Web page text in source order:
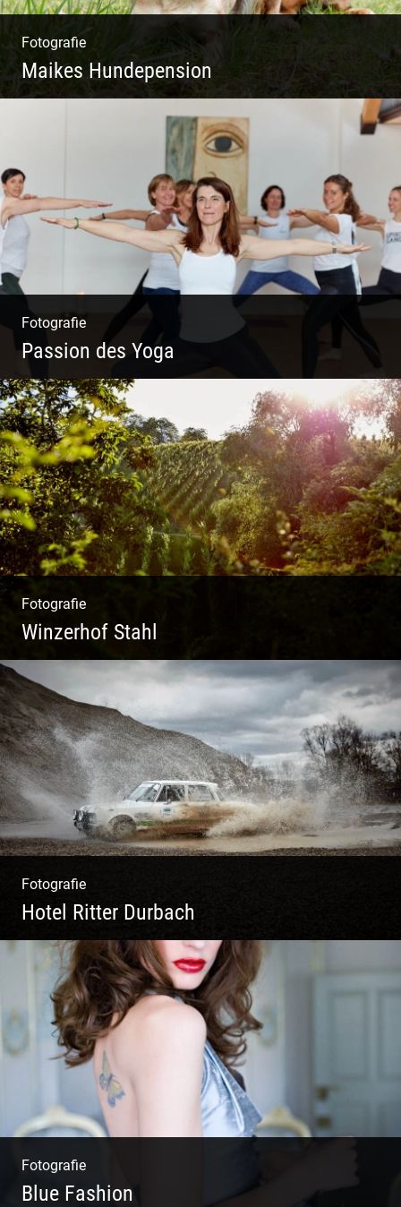
Fotografie
Maikes Hundepension
Tierisch lebendiges Shooting
Fotografie
Passion des Yoga
Ein herzliches Team
Fotografie
Winzerhof Stahl
Ganz neu durfte es werden. Alles. Fotos.
Web. Shop.
Fotografie
Hotel Ritter Durbach
Matsch|Oldtimer|Männer|Spass
Fotografie
Blue Fashion